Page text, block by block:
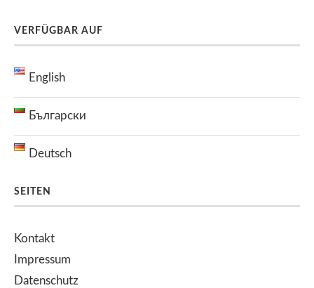
VERFÜGBAR AUF
English
Български
Deutsch
SEITEN
Kontakt
Impressum
Datenschutz